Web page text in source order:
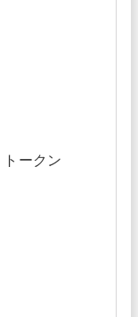
トークン